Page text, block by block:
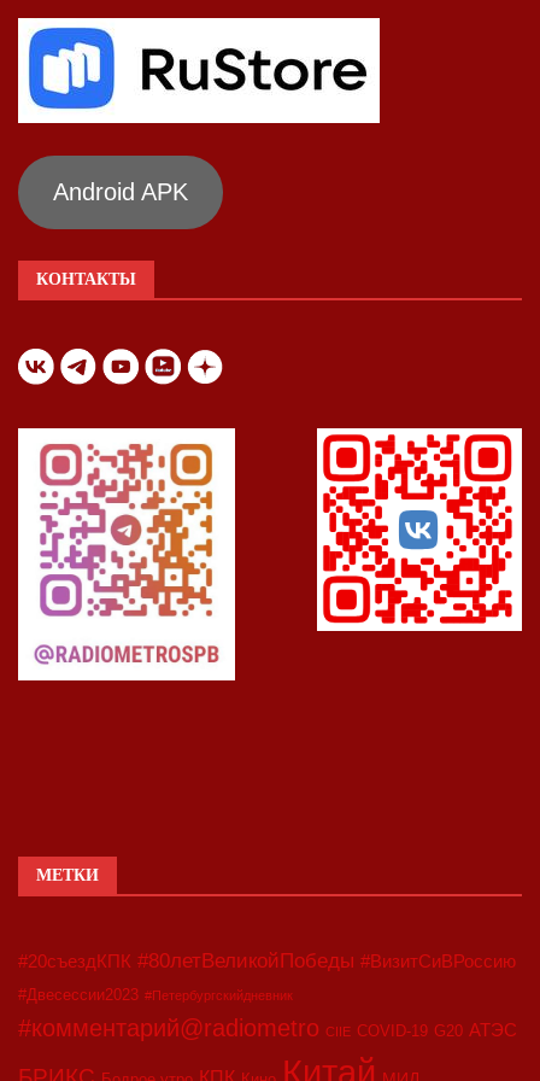
Android APK
КОНТАКТЫ
МЕТКИ
#20съездКПК #80летВеликойПобеды #ВизитСиВРоссию
#Двесессии2023 #Петербургскийдневник
#комментарий@radiometro CIIE COVID-19 G20 АТЭС
Китай